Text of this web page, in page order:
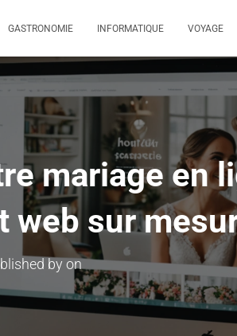
GASTRONOMIE INFORMATIQUE VOYAGE
mariage en
web sur
by on